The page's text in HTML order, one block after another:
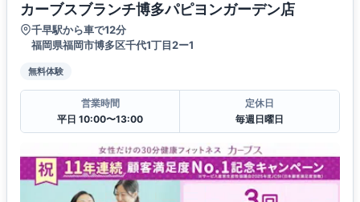
カーブスブランチ博多パピヨンガーデン店
千早駅から車で12分
福岡県福岡市博多区千代1丁目2ー1
無料体験
営業時間
平日 10:00〜13:00
定休日
毎週日曜日